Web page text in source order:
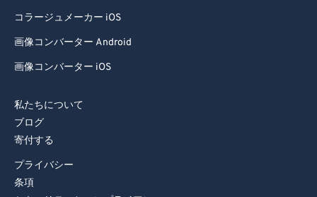
コラージュメーカー iOS
画像コンバーター Android
画像コンバーター iOS
私たちについて
ブログ
寄付する
プライバシー
条項